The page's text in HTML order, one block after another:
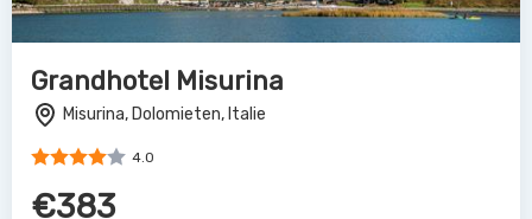
Grandhotel Misurina
Misurina, Dolomieten, Italie
4.0
€383